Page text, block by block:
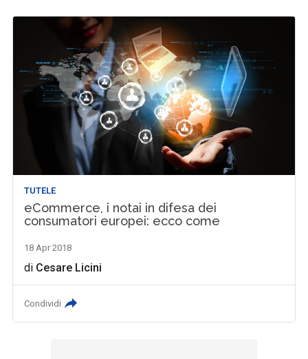
TUTELE
eCommerce, i notai in difesa dei
consumatori europei: ecco come
18 Apr 2018
di Cesare Licini
Condividi